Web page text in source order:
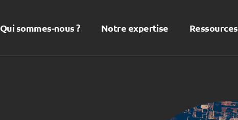
Qui sommes-nous ? Notre expertise Ressources